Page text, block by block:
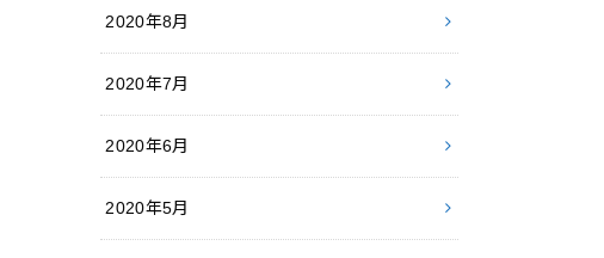
2020年8月
2020年7月
2020年6月
2020年5月